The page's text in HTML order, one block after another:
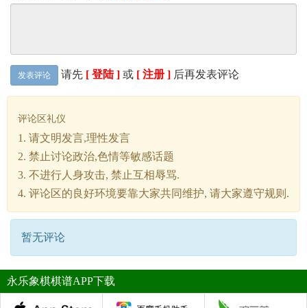
发表评论 请先 [ 登陆 ] 或 [ 注册 ] 后再发表评论
评论区礼仪
1. 请文明发言,理性发言
2. 禁止讨论政治,色情等敏感话题
3. 不进行人身攻击, 禁止互相辱骂.
4. 评论区的良好环境要靠大家共同维护, 请大家遵守规则.
暂无评论
永乐象棋棋谱APP下载